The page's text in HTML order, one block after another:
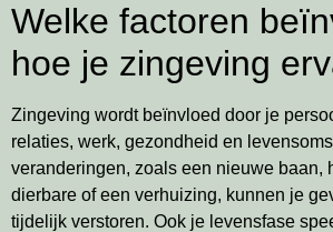
Welke factoren
hoe je zingeving
Zingeving wordt beïnvloed door je
relaties, werk, gezondheid en
veranderingen, zoals een nieuwe baan,
dierbare of een verhuizing, kunnen je
tijdelijk verstoren. Ook je levensfase